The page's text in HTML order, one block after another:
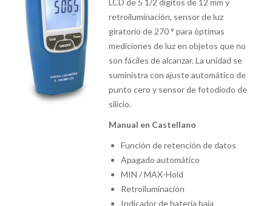
LCD de 5 1/2 dígitos de 12 mm y
retroiluminación, sensor de luz
giratorio de 270 ° para óptimas
mediciones de luz en objetos que no
son fáciles de alcanzar. La unidad se
suministra con ajuste automático de
punto cero y sensor de fotodiodo de
silicio.
Manual en Castellano
Función de retención de datos
Apagado automático
MIN / MAX-Hold
Retroiluminación
Indicador de batería baja